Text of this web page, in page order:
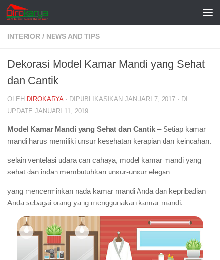
Skip to content
INTERIOR / NEWS AND TIPS
Dekorasi Model Kamar Mandi yang Sehat
dan Cantik
OLEH DIROKARYA · DIPUBLIKASIKAN JANUARI 7, 2017 · DI
UPDATE JANUARI 11, 2019
Model Kamar Mandi yang Sehat dan Cantik – Setiap kamar
mandi harus memiliki unsur kesehatan kerapian dan keindahan.
selain ventelasi udara dan cahaya, model kamar mandi yang
sehat dan indah membutuhkan unsur-unsur elegan
yang mencerminkan nada kamar mandi Anda dan kepribadian
Anda sebagai orang yang menggunakan kamar mandi.